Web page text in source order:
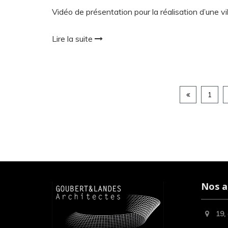
Vidéo de présentation pour la réalisation d’une
Lire la suite
1
Nos
19,